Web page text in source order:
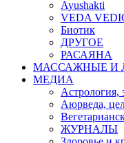
Ayushakti
VEDA
Биотик
ДРУГОЕ
РАСАЯНА
МАССАЖНЫЕ И
МЕДИА
Астрология,
Аюрведа,
ЖУРНАЛЫ